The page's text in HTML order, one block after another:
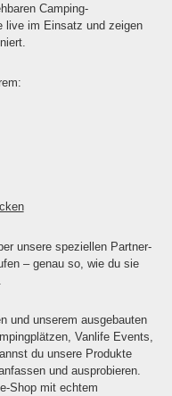
Camping-
live im Einsatz und zeigen
unsere speziellen Partner-
– genau so, wie du sie
und unserem ausgebauten
Vanlife Events,
du unsere Produkte
und ausprobieren.
Shop mit echtem